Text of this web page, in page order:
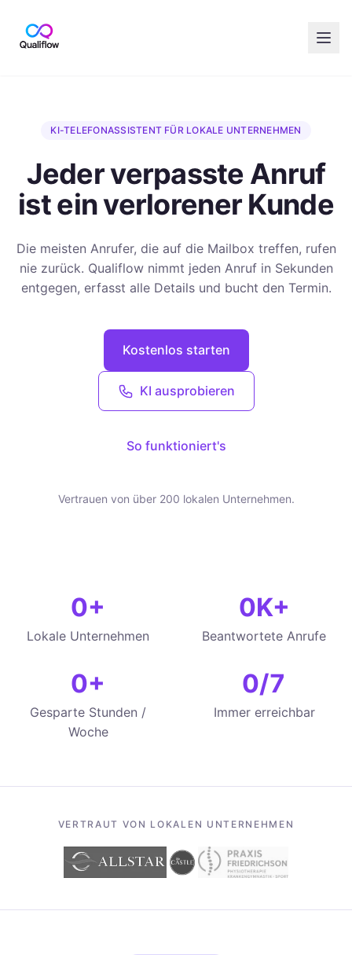
KI-TELEFONASSISTENT FÜR LOKALE UNTERNEHMEN
Jeder verpasste Anruf
ist ein verlorener Kunde
Die meisten Anrufer, die auf die Mailbox treffen, rufen
nie zurück. Qualiflow nimmt jeden Anruf in Sekunden
entgegen, erfasst alle Details und bucht den Termin.
Kostenlos starten
KI ausprobieren
So funktioniert's
Vertrauen von über 200 lokalen Unternehmen.
0+
Lokale Unternehmen
0K+
Beantwortete Anrufe
0+
Gesparte Stunden /
Woche
0/7
Immer erreichbar
VERTRAUT VON LOKALEN UNTERNEHMEN